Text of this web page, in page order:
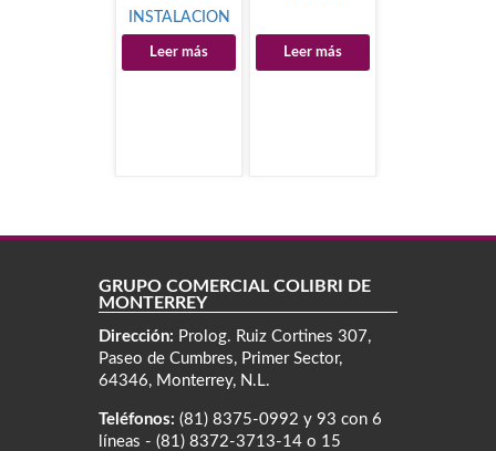
INSTALACION
EN MURO
Leer más Leer más
GRUPO COMERCIAL COLIBRÍ DE
MONTERREY
Dirección: Prolog. Ruiz Cortines 307,
Paseo de Cumbres, Primer Sector,
64346, Monterrey, N.L.
Teléfonos: (81) 8375-0992 y 93 con 6
líneas - (81) 8372-3713-14 o 15